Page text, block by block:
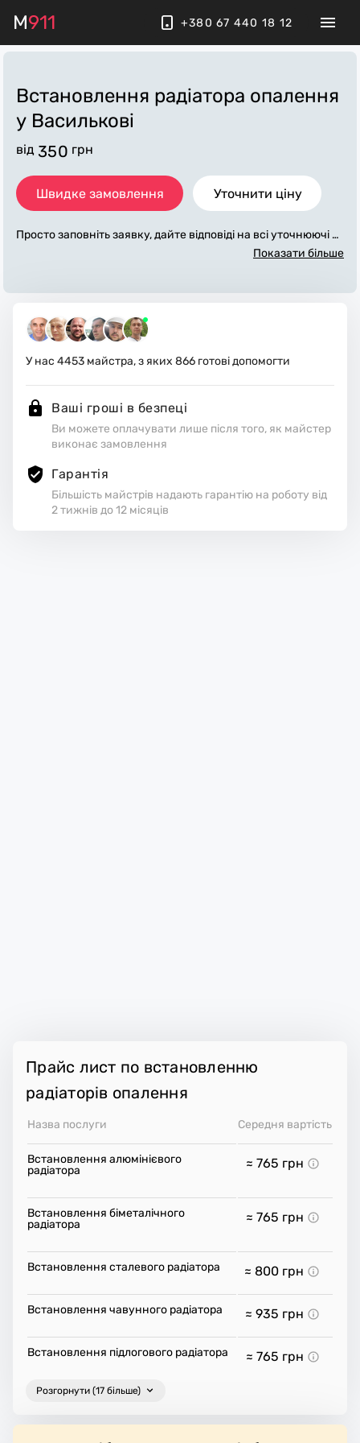
M911 +380 67 440 18 12
Встановлення радіатора опалення
у Василькові
від 350 грн
Швидке замовлення Уточнити ціну
Просто заповніть заявку, дайте відповіді на всі уточнюючі за
питання по «встановлення радіатора опалення». Ми зв'яж
ібні матеріали. Виконавці стежать за чистотою та прибира
ють робоче місце.
Показати більше
У нас 4453 майстра, з яких 866 готові допомогти
Ваші гроші в безпеці
Ви можете оплачувати лише після того, як майстер
виконає замовлення
Гарантія
Більшість майстрів надають гарантію на роботу від
2 тижнів до 12 місяців
Прайс лист по встановленню
радіаторів опалення
Назва послуги Середня вартість
Встановлення алюмінієвого
радіатора
≈ 765 грн
Встановлення біметалічного
радіатора
≈ 765 грн
Встановлення сталевого радіатора ≈ 800 грн
Встановлення чавунного радіатора ≈ 935 грн
Встановлення підлогового радіатора ≈ 765 грн
Розгорнути (17 більше)